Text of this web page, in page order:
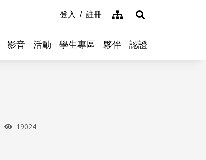
登入 註冊 網站導覽展開搜尋
影音 活動 學生專區 夥伴 認證
瀏覽次數
19024